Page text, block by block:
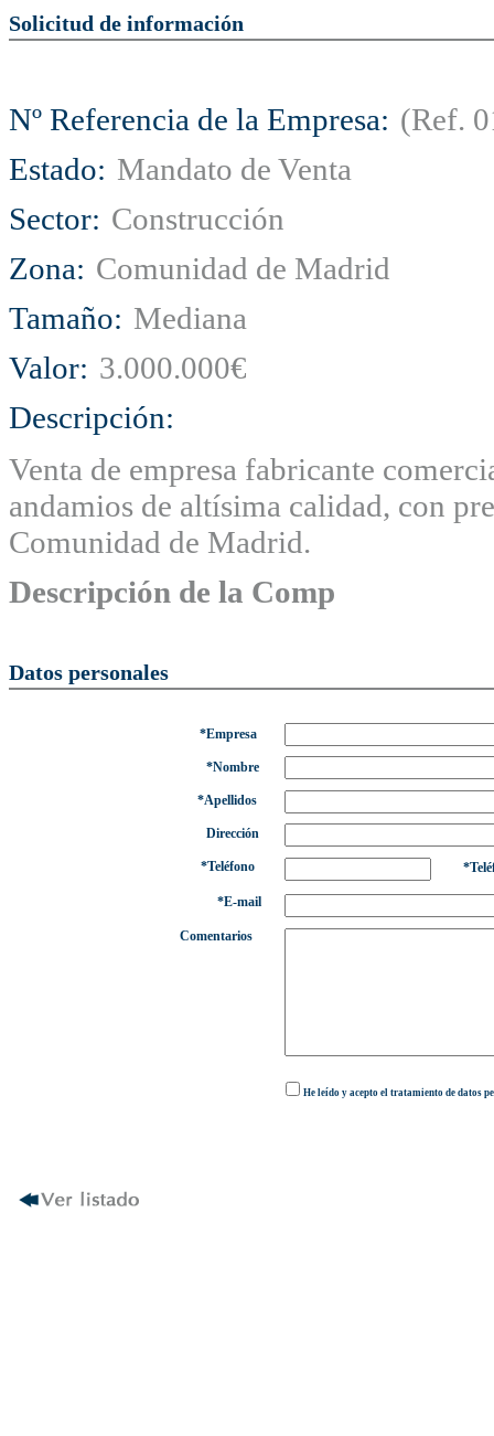
Solicitud de información
Nº Referencia de la Empresa: (Ref.
Estado: Mandato de Venta
Sector: Construcción
Zona: Comunidad de Madrid
Tamaño: Mediana
Valor: 3.000.000€
Descripción:
Venta de empresa fabricante
andamios de altísima calidad, con
Comunidad de Madrid.
Descripción de la Comp
Datos personales
*Empresa
*Nombre
*Apellidos
Dirección
*Teléfono
*E-mail
Comentarios
He leído y acepto el tratamiento de datos